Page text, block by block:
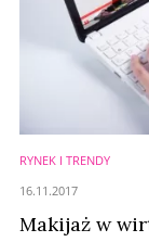
RYNEK I TRENDY
Makijaż w
16.11.2017